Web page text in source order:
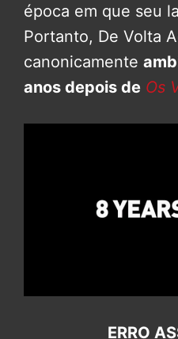
época em que seu
Portanto, De Volta
canonicamente
anos depois de Os
ERRO